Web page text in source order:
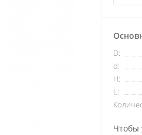
D:
d:
H:
L:
Чтобы